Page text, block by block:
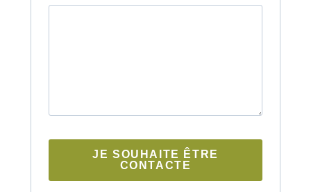
JE SOUHAITE ÊTRE
CONTACTE